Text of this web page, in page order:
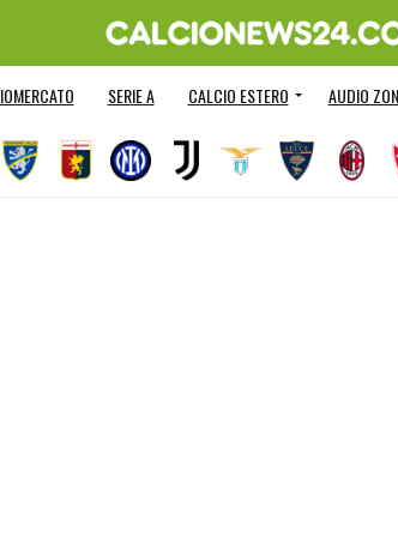
SERIE A CALCIO ESTERO AUDIO